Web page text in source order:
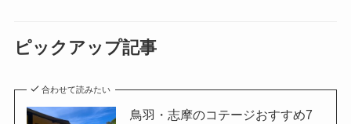
ピックアップ記事
合わせて読みたい
鳥羽・志摩のコテージおすすめ7